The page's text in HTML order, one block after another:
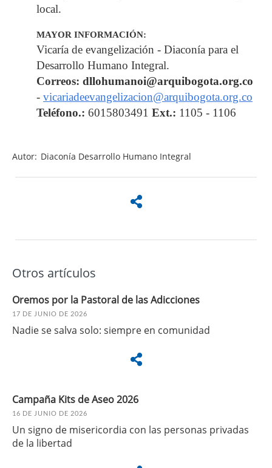
local.
MAYOR INFORMACIÓN:
Vicaría de evangelización - Diaconía para el
Desarrollo Humano Integral.
Correos: dllohumanoi@arquibogota.org.co
- vicariadeevangelizacion@arquibogota.org.co
Teléfono.: 6015803491 Ext.: 1105 - 1106
Autor: Diaconía Desarrollo Humano Integral
Otros artículos
Oremos por la Pastoral de las Adicciones
17 DE JUNIO DE 2026
Nadie se salva solo: siempre en comunidad
Campaña Kits de Aseo 2026
16 DE JUNIO DE 2026
Un signo de misericordia con las personas privadas
de la libertad